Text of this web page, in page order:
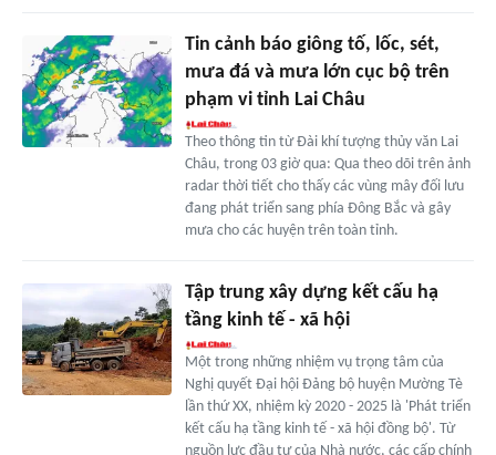
Tin cảnh báo giông tố, lốc, sét,
mưa đá và mưa lớn cục bộ trên
phạm vi tỉnh Lai Châu
Theo thông tin từ Đài khí tượng thủy văn Lai
Châu, trong 03 giờ qua: Qua theo dõi trên ảnh
radar thời tiết cho thấy các vùng mây đối lưu
đang phát triển sang phía Đông Bắc và gây
mưa cho các huyện trên toàn tỉnh.
Tập trung xây dựng kết cấu hạ
tầng kinh tế - xã hội
Một trong những nhiệm vụ trọng tâm của
Nghị quyết Đại hội Đảng bộ huyện Mường Tè
lần thứ XX, nhiệm kỳ 2020 - 2025 là 'Phát triển
kết cấu hạ tầng kinh tế - xã hội đồng bộ'. Từ
nguồn lực đầu tư của Nhà nước, các cấp chính